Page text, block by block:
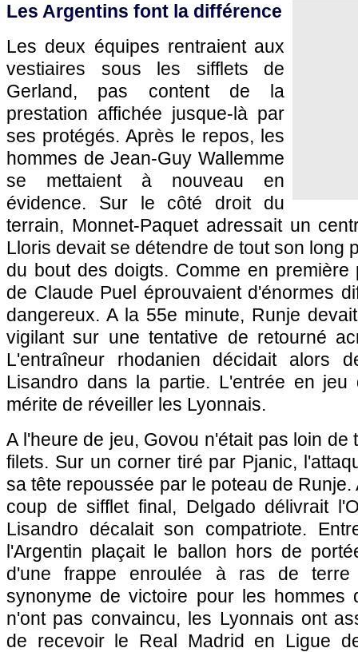
Les Argentins font la différence
Les deux équipes rentraient aux
vestiaires sous les sifflets de
Gerland, pas content de la
prestation affichée jusque-là par
ses protégés. Après le repos, les
hommes de Jean-Guy Wallemme
se mettaient à nouveau en
évidence. Sur le côté droit du
terrain, Monnet-Paquet adressait un
Lloris devait se détendre de tout son long
du bout des doigts. Comme en première
de Claude Puel éprouvaient d'énormes
dangereux. A la 55e minute, Runje
vigilant sur une tentative de retourné
L'entraîneur rhodanien décidait alors
Lisandro dans la partie. L'entrée en jeu
mérite de réveiller les Lyonnais.
A l'heure de jeu, Govou n'était pas loin de
filets. Sur un corner tiré par Pjanic,
sa tête repoussée par le poteau de
coup de sifflet final, Delgado délivrait
Lisandro décalait son compatriote.
l'Argentin plaçait le ballon hors de
d'une frappe enroulée à ras de
synonyme de victoire pour les hommes
n'ont pas convaincu, les Lyonnais ont
de recevoir le Real Madrid en Ligue